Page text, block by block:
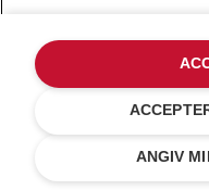
kr 5.004,35ANGIV